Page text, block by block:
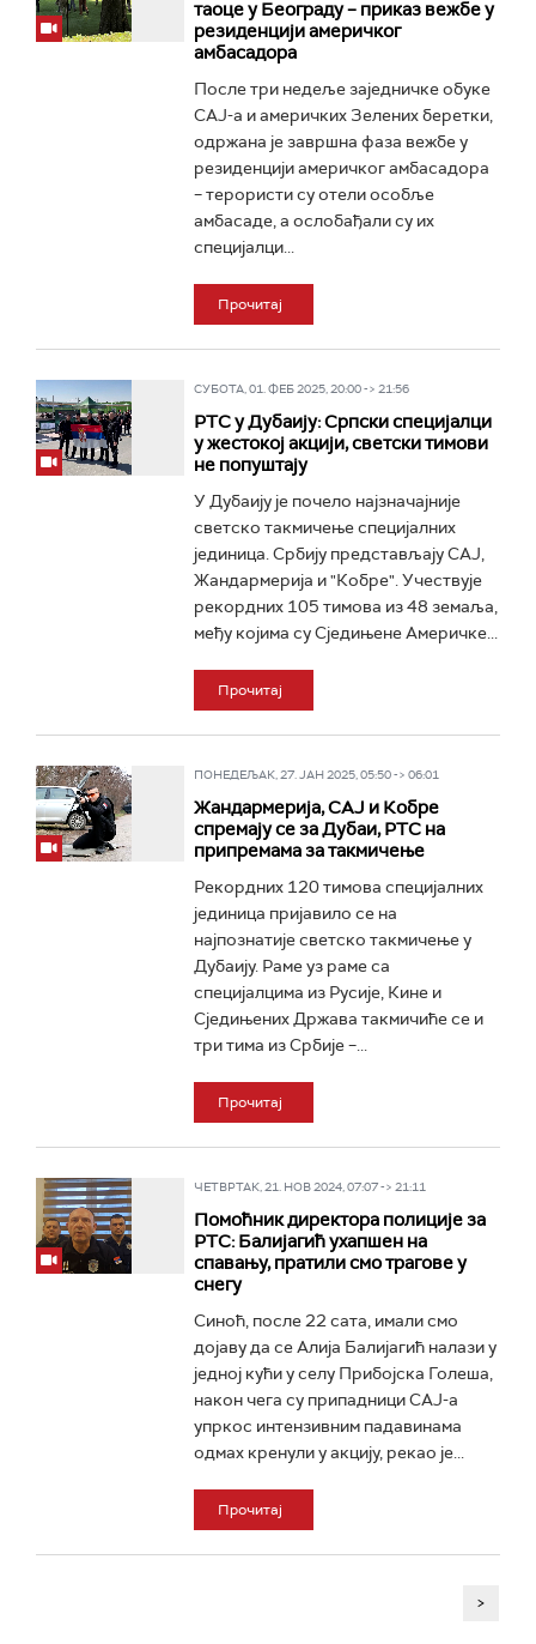
таоце у Београду – приказ вежбе у
резиденцији америчког
амбасадора
После три недеље заједничке обуке
САЈ-а и америчких Зелених беретки,
одржана је завршна фаза вежбе у
резиденцији америчког амбасадора
– терористи су отели особље
амбасаде, а ослобађали су их
специјалци...
Прочитај
СУБОТА, 01. ФЕБ 2025, 20:00 -> 21:56
РТС у Дубаију: Српски специјалци
у жестокој акцији, светски тимови
не попуштају
У Дубаију је почело најзначајније
светско такмичење специјалних
јединица. Србију представљају САЈ,
Жандармерија и "Кобре". Учествује
рекордних 105 тимова из 48 земаља,
међу којима су Сједињене Америчке...
Прочитај
ПОНЕДЕЉАК, 27. ЈАН 2025, 05:50 -> 06:01
Жандармерија, САЈ и Кобре
спремају се за Дубаи, РТС на
припремама за такмичење
Рекордних 120 тимова специјалних
јединица пријавило се на
најпознатије светско такмичење у
Дубаију. Раме уз раме са
специјалцима из Русије, Кине и
Сједињених Држава такмичиће се и
три тима из Србије –...
Прочитај
ЧЕТВРТАК, 21. НОВ 2024, 07:07 -> 21:11
Помоћник директора полиције за
РТС: Балијагић ухапшен на
спавању, пратили смо трагове у
снегу
Синоћ, после 22 сата, имали смо
дојаву да се Алија Балијагић налази у
једној кући у селу Прибојска Голеша,
након чега су припадници САЈ-а
упркос интензивним падавинама
одмах кренули у акцију, рекао је...
Прочитај
>